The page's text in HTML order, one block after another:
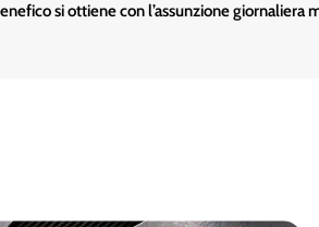
si ottiene con l’assunzione giornaliera